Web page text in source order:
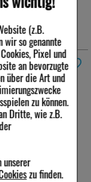
(z.B.
wir so genannte
Pixel und
an bevorzugte
über die Art und
zu können.
Dritte, wie z.B.
zu finden.
Saft125 ml*